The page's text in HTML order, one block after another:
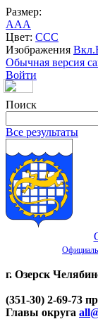
Размер:
AAA
Цвет: CCC
Изображения Вкл.
Обычная версия
Войти
Поиск
Все результаты
г. Озерск
(351-30) 2-69-73
Главы округа